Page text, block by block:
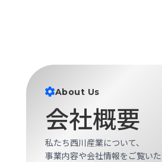
About Us
会社概要
私たち西川産業について、
事業内容や会社情報をご覧いた